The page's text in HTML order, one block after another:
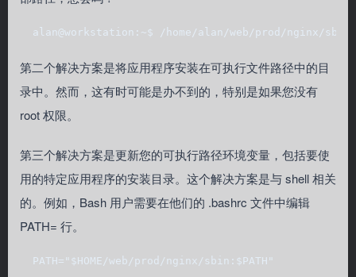
alan@workstation:~$ /home/alan/web/prod/nginx/
第二个解决方案是将应用程序安装在可执行文件路径中的目
录中。然而，这有时可能是办不到的，特别是如果您没有
root 权限。
第三个解决方案是更新您的可执行路径环境变量，包括要使
用的特定应用程序的安装目录。这个解决方案是与 shell 相关
的。例如，Bash 用户需要在他们的 .bashrc 文件中编辑
PATH= 行。
  PATH="$HOME/web/prod/nginx/sbin:$PATH"